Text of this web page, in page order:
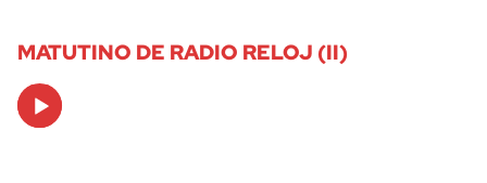
MATUTINO DE RADIO RELOJ (II)
Audio
Player